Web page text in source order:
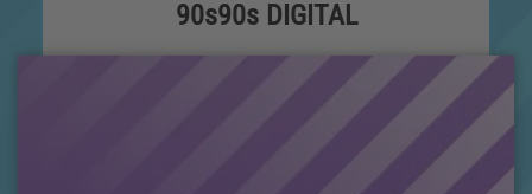
90s90s DIGITAL